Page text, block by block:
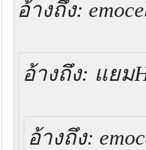
อ้างถึง:
อ้างถึง: แยม
อ้างถึง: